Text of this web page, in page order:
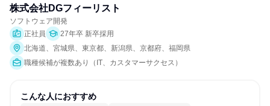
株式会社DGフィーリスト
ソフトウェア開発
正社員
27年卒 新卒採用
北海道、宮城県、東京都、新潟県、京都府、福岡県
職種候補が複数あり（IT、カスタマーサクセス）
こんな人におすすめ